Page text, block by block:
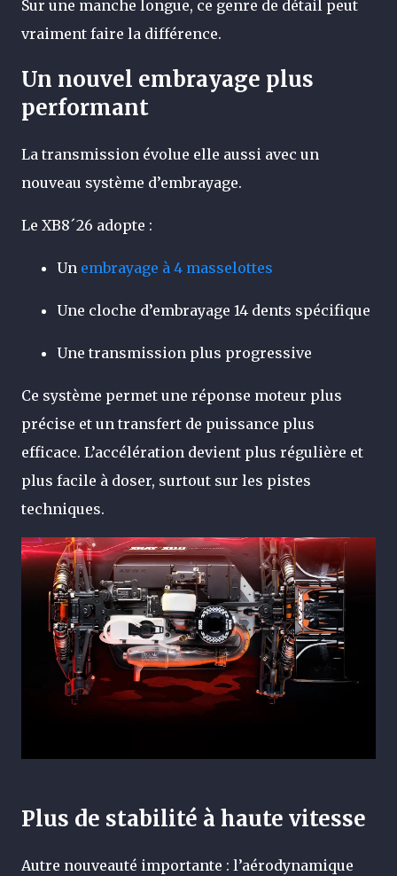
Sur une manche longue, ce genre de détail peut
vraiment faire la différence.
Un nouvel embrayage plus
performant
La transmission évolue elle aussi avec un
nouveau système d’embrayage.
Le XB8´26 adopte :
Un embrayage à 4 masselottes
Une cloche d’embrayage 14 dents spécifique
Une transmission plus progressive
Ce système permet une réponse moteur plus
précise et un transfert de puissance plus
efficace. L’accélération devient plus régulière et
plus facile à doser, surtout sur les pistes
techniques.
Plus de stabilité à haute vitesse
Autre nouveauté importante : l’aérodynamique